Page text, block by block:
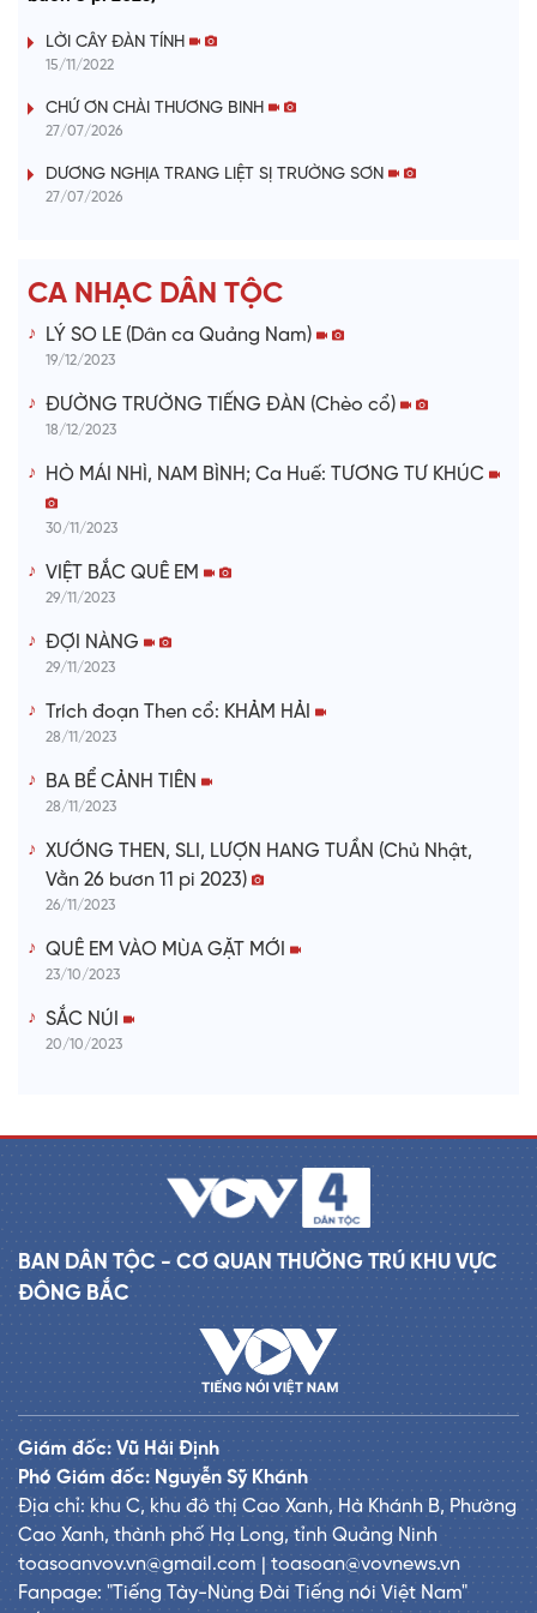
d
o
LỜI CÂY ĐÀN TÍNH
15/11/2022
CHỨ ƠN CHÀI THƯƠNG BINH
27/07/2026
DƯƠNG NGHỊA TRANG LIỆT SỊ TRƯỜNG SƠN
27/07/2026
CA NHẠC DÂN TỘC
LÝ SO LE (Dân ca Quảng Nam)
19/12/2023
ĐƯỜNG TRƯỜNG TIẾNG ĐÀN (Chèo cổ)
18/12/2023
HÒ MÁI NHÌ, NAM BÌNH; Ca Huế: TƯƠNG TƯ KHÚC
30/11/2023
VIỆT BẮC QUÊ EM
29/11/2023
ĐỢI NÀNG
29/11/2023
Trích đoạn Then cổ: KHẢM HẢI
28/11/2023
BA BỂ CẢNH TIÊN
28/11/2023
XƯỚNG THEN, SLI, LƯỢN HANG TUẦN (Chủ Nhật,
Vằn 26 bươn 11 pi 2023)
26/11/2023
QUÊ EM VÀO MÙA GẶT MỚI
23/10/2023
SẮC NÚI
20/10/2023
BAN DÂN TỘC - CƠ QUAN THƯỜNG TRÚ KHU VỰC
ĐÔNG BẮC
Giám đốc: Vũ Hải Định
Phó Giám đốc: Nguyễn Sỹ Khánh
Địa chỉ: khu C, khu đô thị Cao Xanh, Hà Khánh B, Phường
Cao Xanh, thành phố Hạ Long, tỉnh Quảng Ninh
toasoanvov.vn@gmail.com | toasoan@vovnews.vn
Fanpage: "Tiếng Tày-Nùng Đài Tiếng nói Việt Nam"